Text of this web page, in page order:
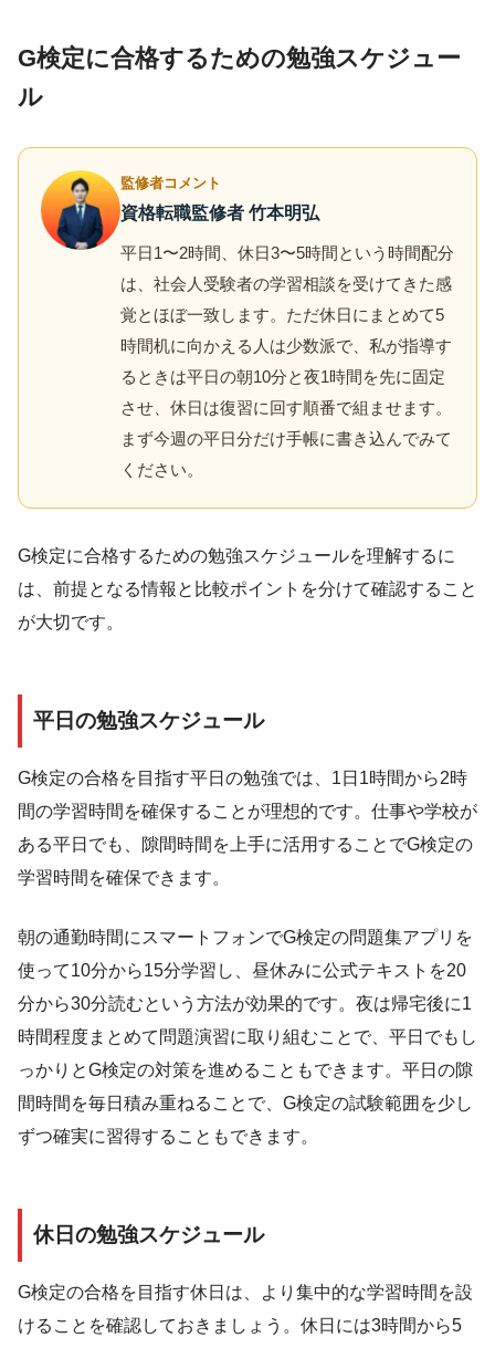
G検定に合格するための勉強スケジュー
ル
監修者コメント
資格転職監修者 竹本明弘
平日1〜2時間、休日3〜5時間という時間配分
は、社会人受験者の学習相談を受けてきた感
覚とほぼ一致します。ただ休日にまとめて5
時間机に向かえる人は少数派で、私が指導す
るときは平日の朝10分と夜1時間を先に固定
させ、休日は復習に回す順番で組ませます。
まず今週の平日分だけ手帳に書き込んでみて
ください。
G検定に合格するための勉強スケジュールを理解するに
は、前提となる情報と比較ポイントを分けて確認すること
が大切です。
平日の勉強スケジュール
G検定の合格を目指す平日の勉強では、1日1時間から2時
間の学習時間を確保することが理想的です。仕事や学校が
ある平日でも、隙間時間を上手に活用することでG検定の
学習時間を確保できます。
朝の通勤時間にスマートフォンでG検定の問題集アプリを
使って10分から15分学習し、昼休みに公式テキストを20
分から30分読むという方法が効果的です。夜は帰宅後に1
時間程度まとめて問題演習に取り組むことで、平日でもし
っかりとG検定の対策を進めることもできます。平日の隙
間時間を毎日積み重ねることで、G検定の試験範囲を少し
ずつ確実に習得することもできます。
休日の勉強スケジュール
G検定の合格を目指す休日は、より集中的な学習時間を設
けることを確認しておきましょう。休日には3時間から5